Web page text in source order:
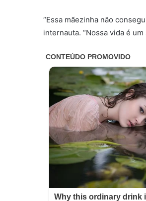
“Essa mãezinha não
internauta. “Nossa vida é